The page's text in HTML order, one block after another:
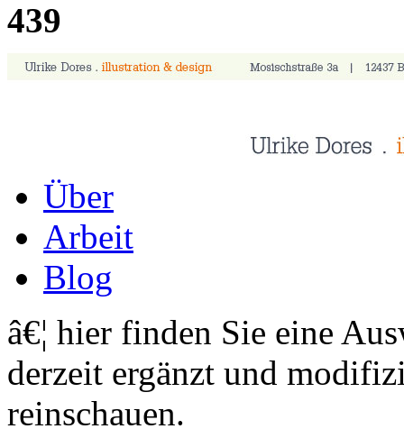
439
Über
Arbeit
Blog
â€¦ hier finden Sie eine
derzeit ergänzt und
reinschauen.